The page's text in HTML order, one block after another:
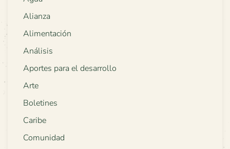
Alianza
Alimentación
Análisis
Aportes para el desarrollo
Arte
Boletines
Caribe
Comunidad